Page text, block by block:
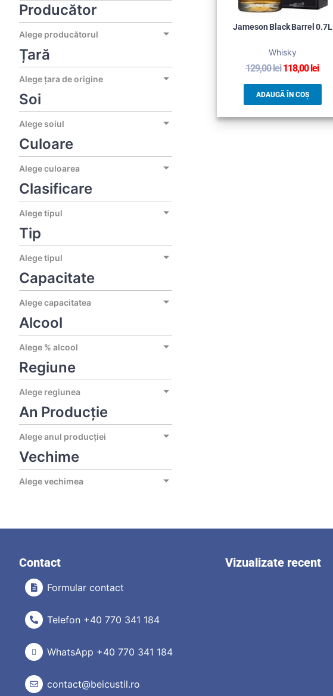
Producător
Alege producătorul
Țară
Alege țara de origine
Soi
Alege soiul
Culoare
Alege culoarea
Clasificare
Alege tipul
Tip
Alege tipul
Capacitate
Alege capacitatea
Alcool
Alege % alcool
Regiune
Alege regiunea
An Producție
Alege anul producției
Vechime
Alege vechimea
Jameson Black Barrel 0.7L
Whisky
129,00lei 118,00lei
ADAUGĂ ÎN COȘ
Contact
Formular contact
Telefon +40 770 341 184
WhatsApp +40 770 341 184
contact@beicustil.ro
Vizualizate recent